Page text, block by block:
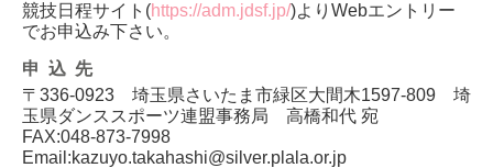
競技日程サイト(https://adm.jdsf.jp/)よりWebエントリー
でお申込み下さい。
申込先
〒336-0923 埼玉県さいたま市緑区大間木1597-809 埼
玉県ダンススポーツ連盟事務局 高橋和代 宛
FAX:048-873-7998
Email:kazuyo.takahashi@silver.plala.or.jp